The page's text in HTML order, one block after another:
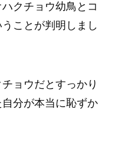
クチョウ幼鳥とコ
ことが判明しまし
ョウだとすっかり
分が本当に恥ずか